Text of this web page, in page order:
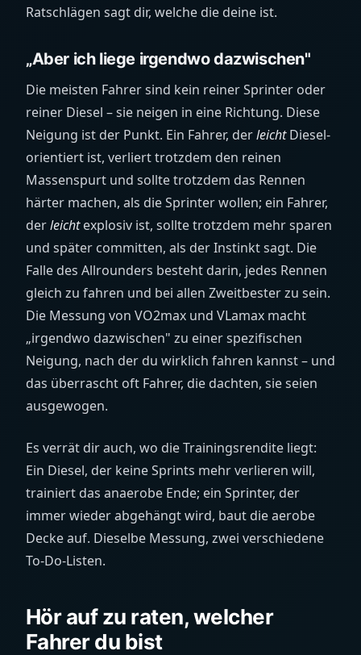
Ratschlägen sagt dir, welche die deine ist.
„Aber ich liege irgendwo dazwischen"
Die meisten Fahrer sind kein reiner Sprinter oder
reiner Diesel – sie neigen in eine Richtung. Diese
Neigung ist der Punkt. Ein Fahrer, derleichtDiesel-
orientiert ist, verliert trotzdem den reinen
Massenspurt und sollte trotzdem das Rennen
härter machen, als die Sprinter wollen; ein Fahrer,
derleichtexplosiv ist, sollte trotzdem mehr sparen
und später committen, als der Instinkt sagt. Die
Falle des Allrounders besteht darin, jedes Rennen
gleich zu fahren und bei allen Zweitbester zu sein.
Die Messung von VO2max und VLamax macht
„irgendwo dazwischen" zu einer spezifischen
Neigung, nach der du wirklich fahren kannst – und
das überrascht oft Fahrer, die dachten, sie seien
ausgewogen.
Es verrät dir auch, wo die Trainingsrendite liegt:
Ein Diesel, der keine Sprints mehr verlieren will,
trainiert das anaerobe Ende; ein Sprinter, der
immer wieder abgehängt wird, baut die aerobe
Decke auf. Dieselbe Messung, zwei verschiedene
To-Do-Listen.
Hör auf zu raten, welcher
Fahrer du bist